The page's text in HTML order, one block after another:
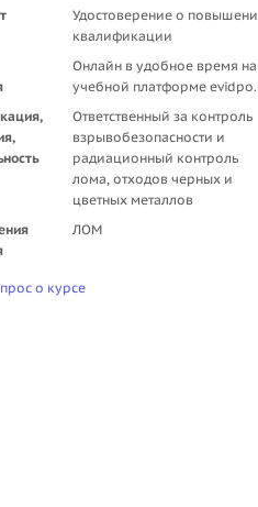
Удостоверение о
квалификации
Онлайн в удобное время на
учебной платформе
Ответственный за контроль
взрывобезопасности и
радиационный контроль
лома, отходов черных и
цветных металлов
ЛОМ
о курсе